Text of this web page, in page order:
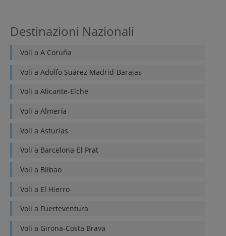
Destinazioni Nazionali
Voli a A Coruña
Voli a Adolfo Suárez Madrid-Barajas
Voli a Alicante-Elche
Voli a Almería
Voli a Asturias
Voli a Barcelona-El Prat
Voli a Bilbao
Voli a El Hierro
Voli a Fuerteventura
Voli a Girona-Costa Brava